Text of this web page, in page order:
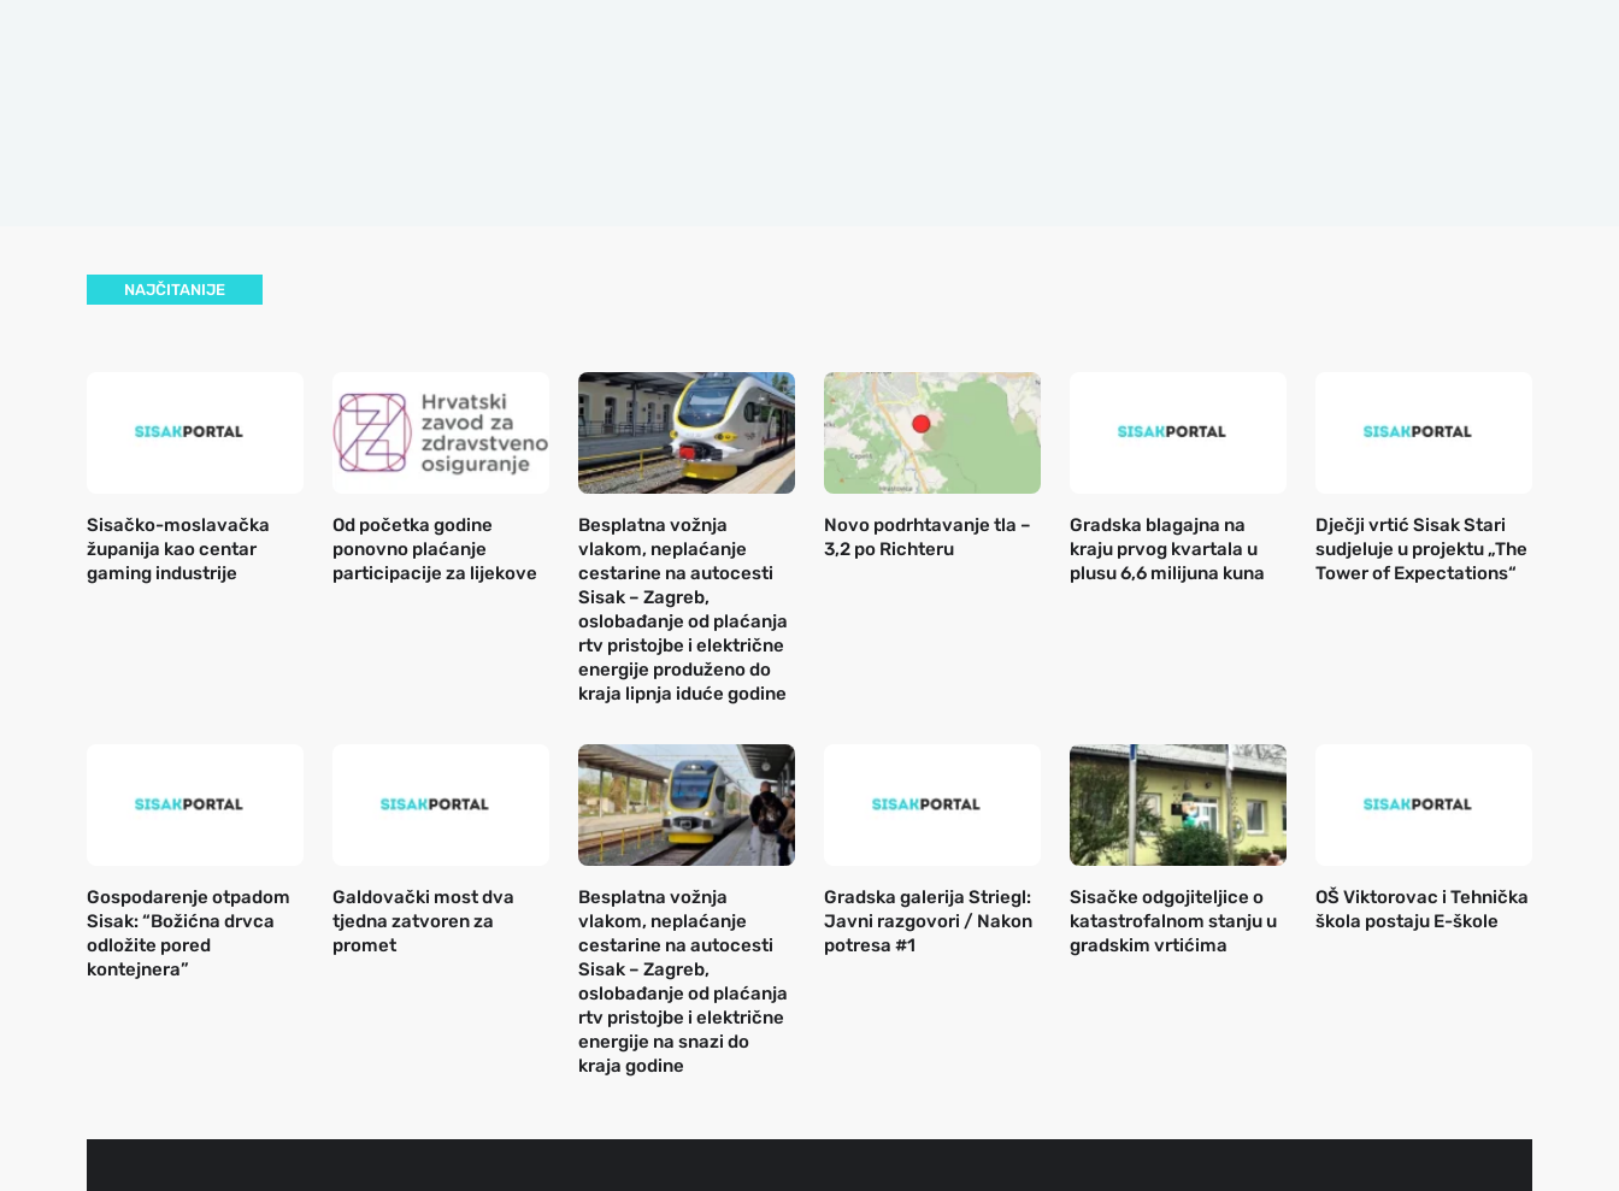
NAJČITANIJE
Sisačko-moslavačka
županija kao centar
gaming industrije
Od početka godine
ponovno plaćanje
participacije za lijekove
Besplatna vožnja
vlakom, neplaćanje
cestarine na autocesti
Sisak – Zagreb,
oslobađanje od plaćanja
rtv pristojbe i električne
energije produženo do
kraja lipnja iduće godine
Novo podrhtavanje tla –
3,2 po Richteru
Gradska blagajna na
kraju prvog kvartala u
plusu 6,6 milijuna kuna
Dječji vrtić Sisak Stari
sudjeluje u projektu „The
Tower of Expectations“
Gospodarenje otpadom
Sisak: “Božićna drvca
odložite pored
kontejnera”
Galdovački most dva
tjedna zatvoren za
promet
Besplatna vožnja
vlakom, neplaćanje
cestarine na autocesti
Sisak – Zagreb,
oslobađanje od plaćanja
rtv pristojbe i električne
energije na snazi do
kraja godine
Gradska galerija Striegl:
Javni razgovori / Nakon
potresa #1
Sisačke odgojiteljice o
katastrofalnom stanju u
gradskim vrtićima
OŠ Viktorovac i Tehnička
škola postaju E-škole